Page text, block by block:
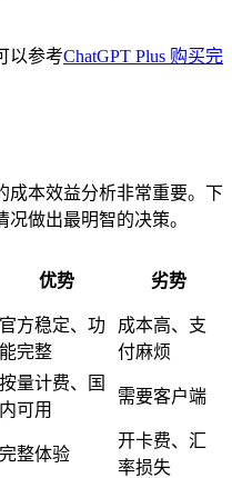
以参考ChatGPT Plus 购买完
成本效益分析非常重要。下
做出最明智的决策。
优势 劣势
官方稳定、功
能完整
成本高、支
付麻烦
按量计费、国
内可用
需要客户端
完整体验
开卡费、汇
率损失